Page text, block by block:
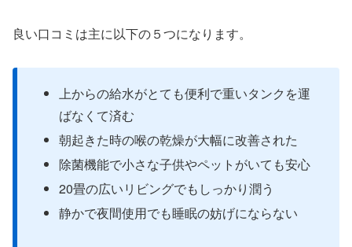
良い口コミは主に以下の５つになります。
上からの給水がとても便利で重いタンクを運
ばなくて済む
朝起きた時の喉の乾燥が大幅に改善された
除菌機能で小さな子供やペットがいても安心
20畳の広いリビングでもしっかり潤う
静かで夜間使用でも睡眠の妨げにならない